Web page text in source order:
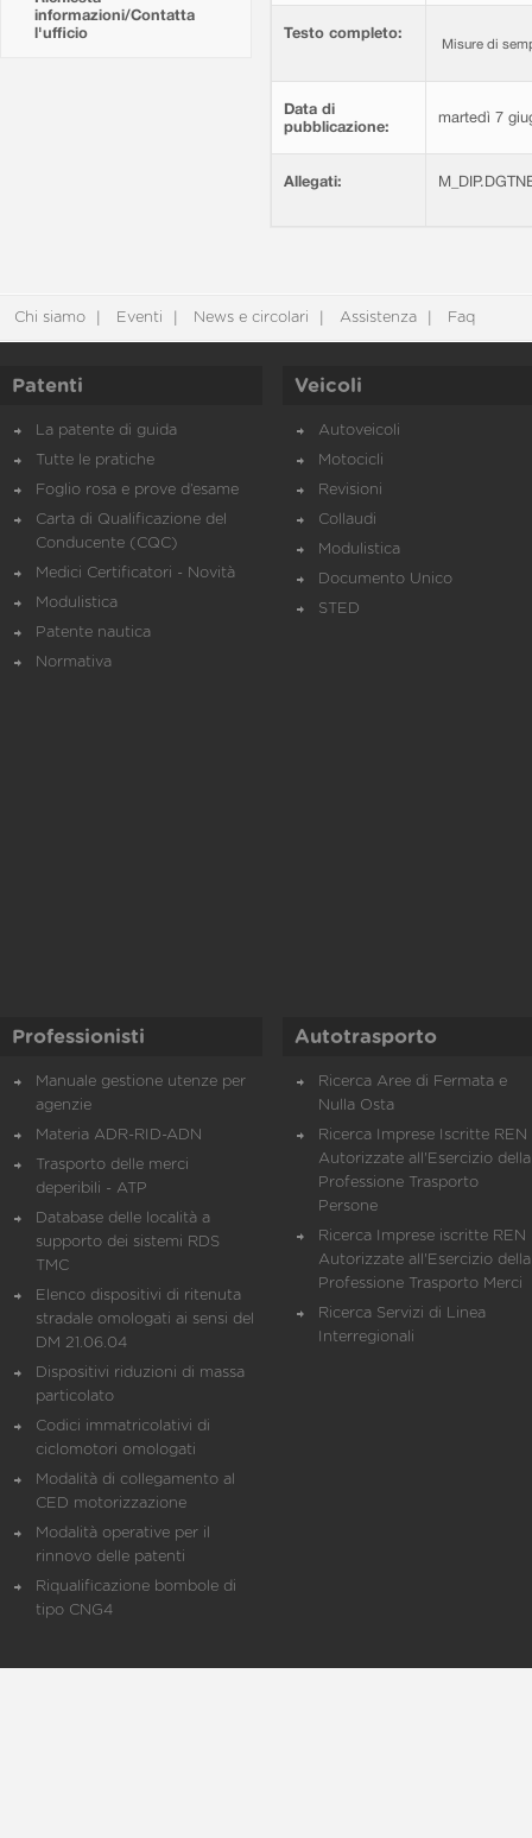
informazioni/Contatta
l'ufficio
Testo completo:
Misure di
Data di
pubblicazione:
martedì 7
Allegati:
Chi siamo Eventi News e circolari Assistenza Faq
Patenti
La patente di guida
Tutte le pratiche
Foglio rosa e prove d’esame
Carta di Qualificazione del
Conducente (CQC)
Medici Certificatori - Novità
Modulistica
Patente nautica
Normativa
Veicoli
Autoveicoli
Motocicli
Revisioni
Collaudi
Modulistica
Documento Unico
STED
Professionisti
Manuale gestione utenze per
agenzie
Materia ADR-RID-ADN
Trasporto delle merci
deperibili - ATP
Database delle località a
supporto dei sistemi RDS
TMC
Elenco dispositivi di ritenuta
stradale omologati ai sensi del
DM 21.06.04
Dispositivi riduzioni di massa
particolato
Codici immatricolativi di
ciclomotori omologati
Modalità di collegamento al
CED motorizzazione
Modalità operative per il
rinnovo delle patenti
Riqualificazione bombole di
tipo CNG4
Autotrasporto
Ricerca Aree di Fermata e
Nulla Osta
Ricerca Imprese Iscritte REN
Autorizzate all'Esercizio della
Professione Trasporto
Persone
Ricerca Imprese iscritte REN
Autorizzate all'Esercizio della
Professione Trasporto Merci
Ricerca Servizi di Linea
Interregionali